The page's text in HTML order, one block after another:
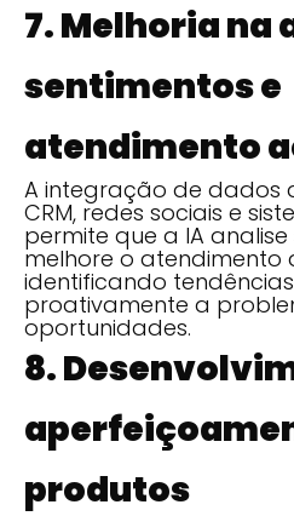
7. Melhoria na
sentimentos e
atendimento
A integração de dados
CRM, redes sociais e
permite que a IA
melhore o atendimento
identificando
proativamente a
oportunidades.
8.
produtos